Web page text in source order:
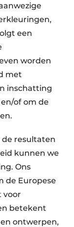
een
worden
met
inschatting
of om de
de resultaten
kunnen we
Ons
de Europese
voor
betekent
ontwerpen,